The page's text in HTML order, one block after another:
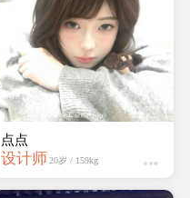
点点
设计师 20岁 / 159kg